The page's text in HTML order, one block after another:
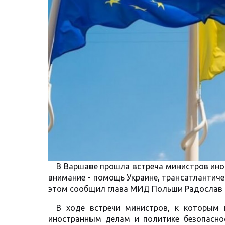
В Варшаве прошла встреча министров
внимание - помощь Украине,
этом сообщил глава МИД Польши Радослав
В ходе встречи министров, к которым
иностранным делам и политике